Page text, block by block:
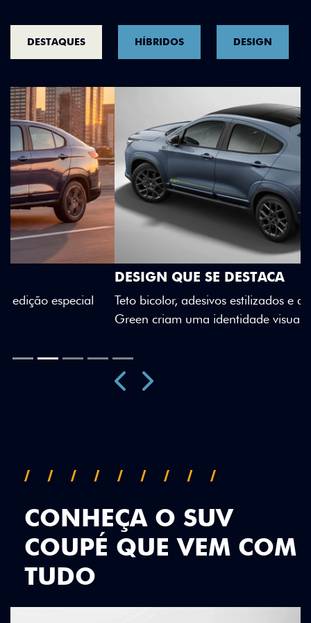
DESTAQUES HÍBRIDOS DESIGN
DESIGN QUE SE DESTACA
Teto bicolor, adesivos estilizados e detalhes em Citrus
Green criam uma identidade visual única.
Teto Panorâmico
CONHEÇA O SUV
COUPÉ QUE VEM COM
TUDO